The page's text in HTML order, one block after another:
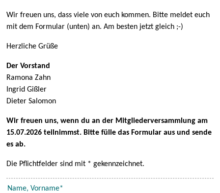
Wir freuen uns, dass viele von euch kommen. Bitte meldet euch
mit dem Formular (unten) an. Am besten jetzt gleich ;-)
Herzliche Grüße
Der Vorstand
Ramona Zahn
Ingrid Gißler
Dieter Salomon
Wir freuen uns, wenn du an der Mitgliederversammlung am
15.07.2026 teilnimmst. Bitte fülle das Formular aus und sende
es ab.
Die Pflichtfelder sind mit * gekennzeichnet.
Pflichtfeld
Name, Vorname*